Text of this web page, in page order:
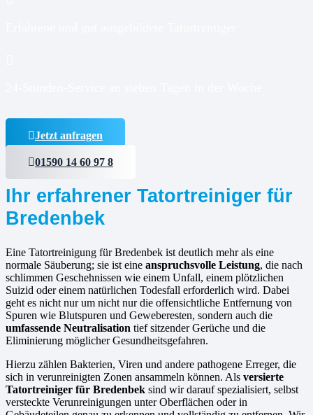
Jetzt anfragen
01590 14 60 97 8
Ihr erfahrener Tatortreiniger für
Bredenbek
Eine Tatortreinigung für Bredenbek ist deutlich mehr als eine
normale Säuberung; sie ist eine anspruchsvolle Leistung, die nach
schlimmen Geschehnissen wie einem Unfall, einem plötzlichen
Suizid oder einem natürlichen Todesfall erforderlich wird. Dabei
geht es nicht nur um nicht nur die offensichtliche Entfernung von
Spuren wie Blutspuren und Geweberesten, sondern auch die
umfassende Neutralisation tief sitzender Gerüche und die
Eliminierung möglicher Gesundheitsgefahren.
Hierzu zählen Bakterien, Viren und andere pathogene Erreger, die
sich in verunreinigten Zonen ansammeln können. Als versierte
Tatortreiniger für Bredenbek sind wir darauf spezialisiert, selbst
versteckte Verunreinigungen unter Oberflächen oder in